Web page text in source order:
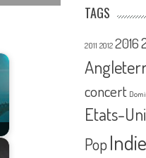
TAGS
2011 2012 2016
concert
Etats-
Pop